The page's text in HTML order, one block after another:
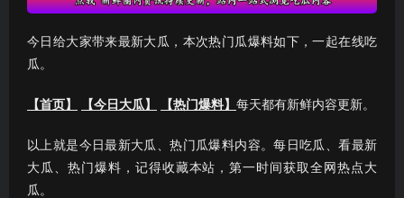
今日给大家带来最新大瓜，本次热门瓜爆料如下，一起在线吃
瓜。
【首页】 【今日大瓜】 【热门爆料】 每天都有新鲜内容更新。
以上就是今日最新大瓜、热门瓜爆料内容。每日吃瓜、看最新
大瓜、热门爆料，记得收藏本站，第一时间获取全网热点大
瓜。